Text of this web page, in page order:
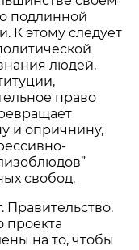
подлинной
К этому следует
людей,
право
и опричнину,
свобод.
Правительство.
проекта
на то, чтобы